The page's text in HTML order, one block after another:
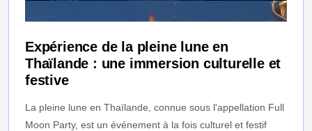
Expérience de la pleine lune en
Thaïlande : une immersion culturelle et
festive
La pleine lune en Thaïlande, connue sous l'appellation Full
Moon Party, est un événement à la fois culturel et festif